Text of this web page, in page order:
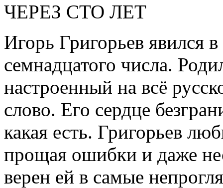
ЧЕРЕЗ СТО ЛЕТ
Игорь Григорьев явился
семнадцатого числа.
настроенный на всё
слово. Его сердце
какая есть. Григорьев
прощая ошибки и даже
верен ей в самые